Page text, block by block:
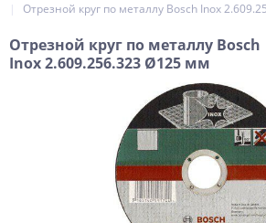
Отрезной круг по металлу Bosch Inox
Отрезной круг по металлу Bosch
Inox 2.609.256.323 Ø125 мм